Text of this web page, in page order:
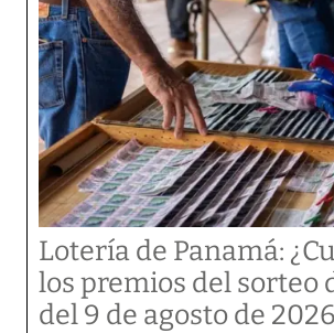
Lotería de Panamá:
los premios del sorteo
del 9 de agosto de